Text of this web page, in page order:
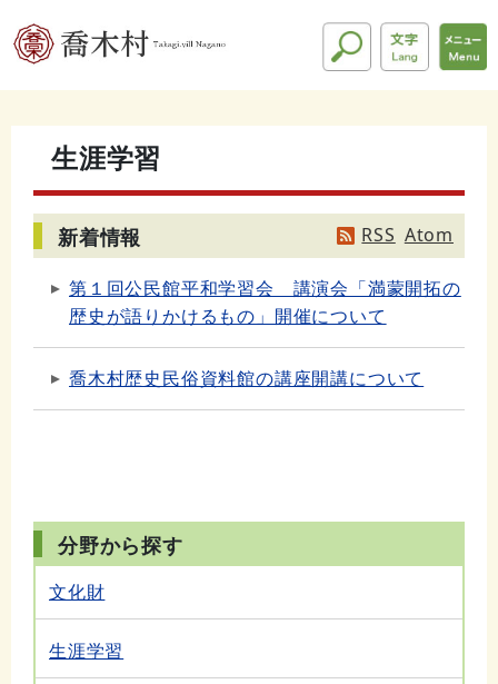
生涯学習
新着情報 RSS Atom
第１回公民館平和学習会 講演会「満蒙開拓の
歴史が語りかけるもの」開催について
喬木村歴史民俗資料館の講座開講について
分野から探す
文化財
生涯学習